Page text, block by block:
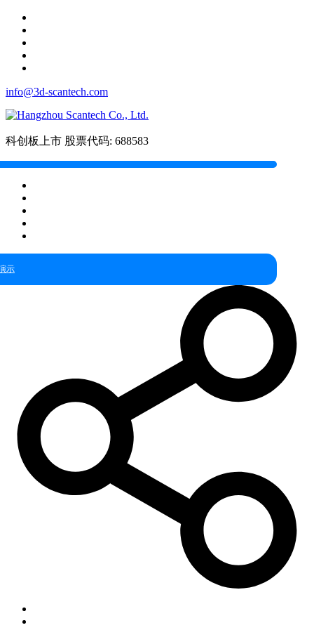
info@3d-scantech.com
科创板上市 股票代码: 688583
示